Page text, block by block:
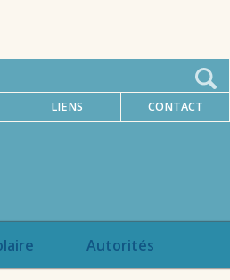
LIENS CONTACT
Autorités